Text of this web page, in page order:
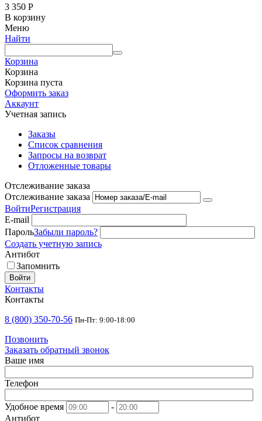
3 350 Р
В корзину
Меню
Найти
Корзина
Корзина
Корзина пуста
Оформить заказ
Аккаунт
Учетная запись
Заказы
Список сравнения
Запросы на возврат
Отложенные товары
Отслеживание заказа
Отслеживание заказа
ВойтиРегистрация
E-mail
ПарольЗабыли пароль?
Создать учетную запись
Антибот
Запомнить
Войти
Контакты
Контакты
8 (800) 350-70-56 Пн-Пт: 9:00-18:00
Позвонить
Заказать обратный звонок
Ваше имя
Телефон
Удобное время
-
Антибот